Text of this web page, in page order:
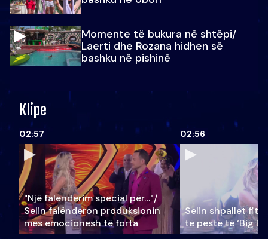
Momente të bukura në shtëpi/
Laerti dhe Rozana hidhen së
bashku në pishinë
Klipe
02:57
"Një falenderim special për…"/
Selin falënderon produksionin
mes emocionesh të forta
02:56
Selin shpallet
të pestë të ‘Big